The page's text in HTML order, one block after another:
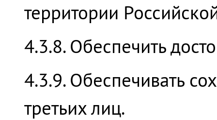
территории
4.3.8. Обеспечить
4.3.9. Обеспечивать
третьих лиц.